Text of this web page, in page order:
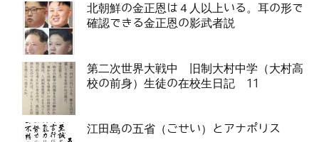
北朝鮮の金正恩は４人以上いる。耳の形で
確認できる金正恩の影武者説
第二次世界大戦中 旧制大村中学（大村高
校の前身）生徒の在校生日記 11
江田島の五省（ごせい）とアナポリス